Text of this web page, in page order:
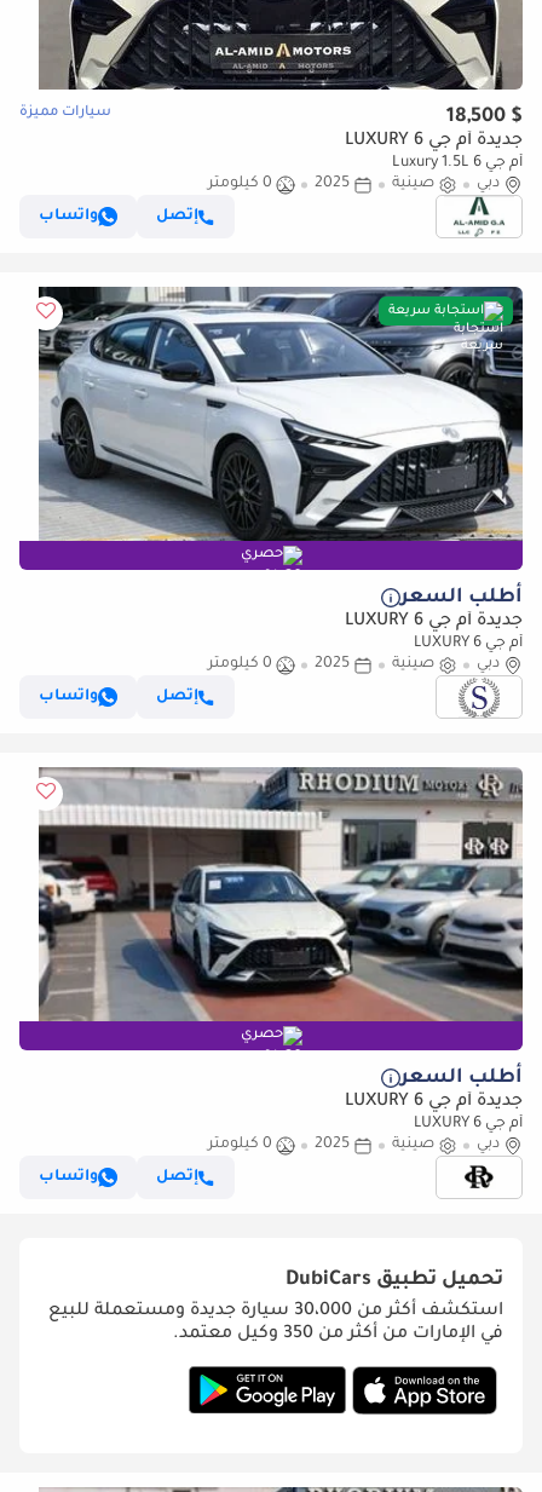
$ 18,500 سيارات مميزة
جديدة أم جي 6 LUXURY
أم جي 6 Luxury 1.5L
دبي
صينية 2025
0 كيلومتر
إتصل
واتساب
استجابة سريعة
حصري
أطلب السعر
جديدة أم جي 6 LUXURY
أم جي 6 LUXURY
دبي
صينية 2025
0 كيلومتر
إتصل
واتساب
حصري
أطلب السعر
جديدة أم جي 6 LUXURY
أم جي 6 LUXURY
دبي
صينية 2025
0 كيلومتر
إتصل
واتساب
تحميل تطبيق DubiCars
استكشف أكثر من 30،000 سيارة جديدة ومستعملة للبيع
في الإمارات من أكثر من 350 وكيل معتمد.